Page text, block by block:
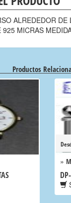
ALREDEDOR
925 MICRAS
Productos
»